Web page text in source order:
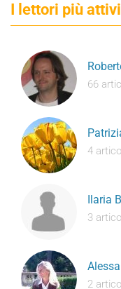
I lettori più
66
4
Ilaria
3
2